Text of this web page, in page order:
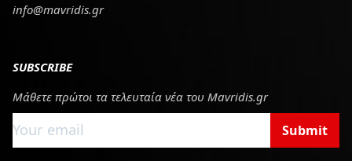
info@mavridis.gr
SUBSCRIBE
Μάθετε πρώτοι τα τελευταία νέα του Mavridis.gr
Submit